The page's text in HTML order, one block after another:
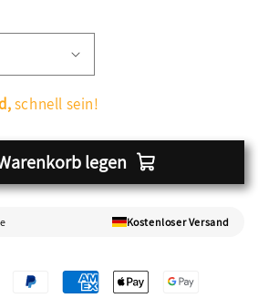
schnell sein!
legen
Kostenloser Versand